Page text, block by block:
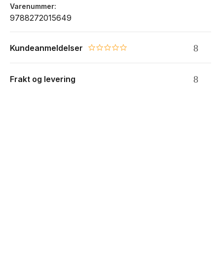
Varenummer
9788272015649
Kundeanmeldelser 0.0 star rating
Frakt og levering